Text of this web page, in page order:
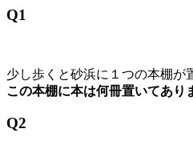
Q1
少し歩くと砂浜に１つの本棚が
この本棚に本は何冊置いてあり
Q2